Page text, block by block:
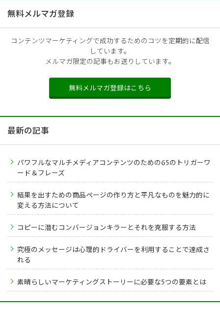
無料メルマガ登録
コンテンツマーケティングで成功するためのコツを定期的に配信
しています。
メルマガ限定の記事もお送りしています。
無料メルマガ登録はこちら
最新の記事
パワフルなマルチメディアコンテンツのための65のトリガーワ
ード＆フレーズ
結果を出すための商品ページの作り方と平凡なものを魅力的に
変える方法について
コピーに潜むコンバージョンキラーとそれを克服する方法
究極のメッセージは心理的ドライバーを利用することで達成さ
れる
素晴らしいマーケティングストーリーに必要な5つの要素とは